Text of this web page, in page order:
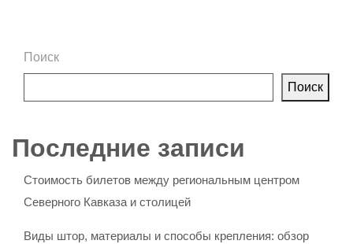
Поиск
Поиск
Последние записи
Стоимость билетов между региональным центром
Северного Кавказа и столицей
Виды штор, материалы и способы крепления: обзор